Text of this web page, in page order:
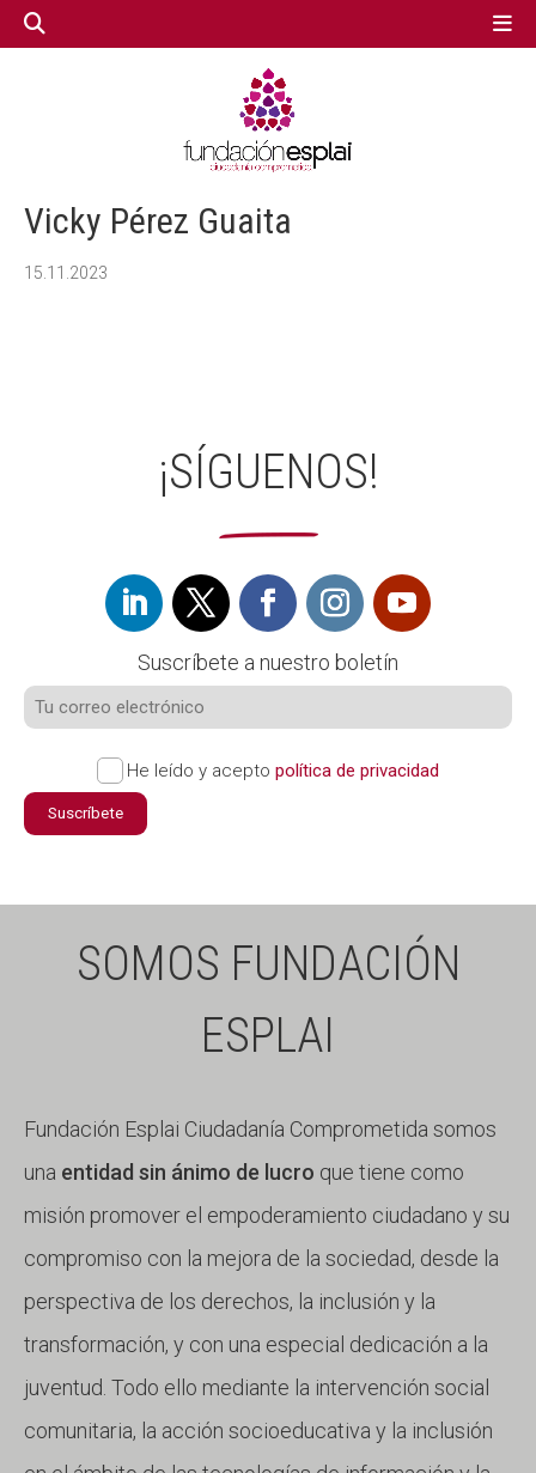
Vicky Pérez Guaita
15.11.2023
¡SÍGUENOS!
Suscríbete a nuestro boletín
He leído y acepto política de privacidad
Suscríbete
SOMOS FUNDACIÓN
ESPLAI
Fundación Esplai Ciudadanía Comprometida somos
una entidad sin ánimo de lucro que tiene como
misión promover el empoderamiento ciudadano y su
compromiso con la mejora de la sociedad, desde la
perspectiva de los derechos, la inclusión y la
transformación, y con una especial dedicación a la
juventud. Todo ello mediante la intervención social
comunitaria, la acción socioeducativa y la inclusión
GESTIÓN TERCER SECTOR
CONECTA IA
GESTIÓN TERCER SECTOR
CONECTA IA